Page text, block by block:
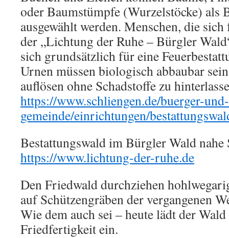
oder Baumstümpfe (Wurzelstöcke) als
ausgewählt werden. Menschen, die
der „Lichtung der Ruhe – Bürgler
sich grundsätzlich für eine
Urnen müssen biologisch abbaubar
auflösen ohne Schadstoffe zu
https://www.schliengen.de/buerger-und-
gemeinde/einrichtungen/
Bestattungswald im Bürgler Wald
https://www.lichtung-der-ruhe.de
Den Friedwald durchziehen
auf Schützengräben der vergangenen
Wie dem auch sei – heute lädt der
Friedfertigkeit ein.